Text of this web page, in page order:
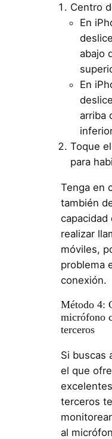
Centro
En
abajo
En
arriba
Toque
para
Tenga en
también
capacidad
realizar
móviles,
problema
conexión.
Método 4:
micrófono
terceros
Si buscas
el que
terceros
al